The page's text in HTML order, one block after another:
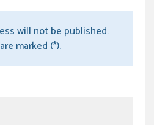
will not be published.
marked (*).